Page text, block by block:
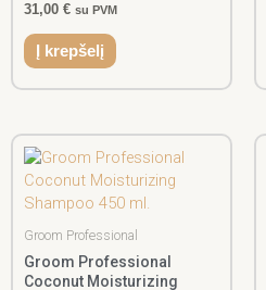
31,00 € su PVM
Į krepšelį
Groom Professional
Groom Professional
Coconut Moisturizing